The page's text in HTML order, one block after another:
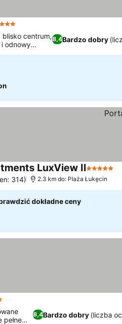
3 Kategoria
8,4Bardzo dobry
blisko centrum,
i odnowy
LuxView II5
314) 2.3 km do: Plaża Łukęcin
dokładne ceny
8,4Bardzo dobry (liczba
pełne